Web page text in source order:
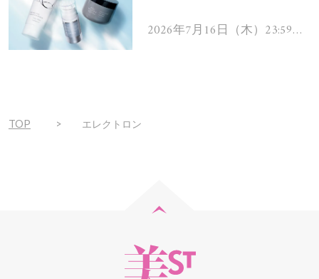
ムを13名様にプレゼン
2026年7月16日（木）23:59ま
TOP エレクトロン